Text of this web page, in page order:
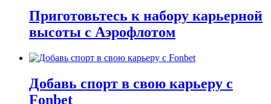
Приготовьтесь к набору карьерной
высоты с Аэрофлотом
Добавь спорт в свою карьеру с
Fonbet